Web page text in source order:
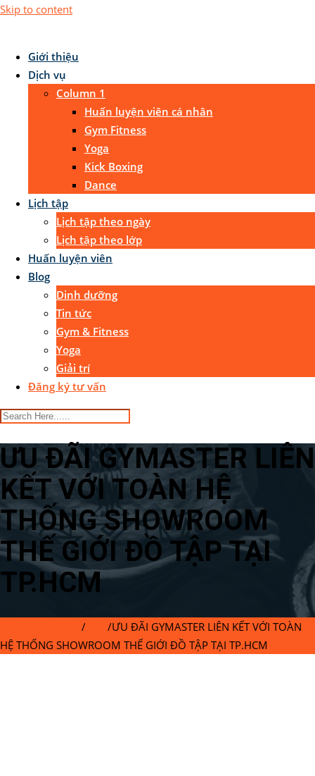
Skip to content
Giới thiệu
Dịch vụ
Column 1
Huấn luyện viên cá nhân
Gym Fitness
Yoga
Kick Boxing
Dance
Lịch tập
Lịch tập theo ngày
Lịch tập theo lớp
Huấn luyện viên
Blog
Dinh dưỡng
Tin tức
Gym & Fitness
Yoga
Giải trí
Đăng ký tư vấn
ƯU ĐÃI GYMASTER LIÊN
KẾT VỚI TOÀN HỆ
THỐNG SHOWROOM
THẾ GIỚI ĐỒ TẬP TẠI
TP.HCM
/ /ƯU ĐÃI GYMASTER LIÊN KẾT VỚI TOÀN
HỆ THỐNG SHOWROOM THẾ GIỚI ĐỒ TẬP TẠI TP.HCM